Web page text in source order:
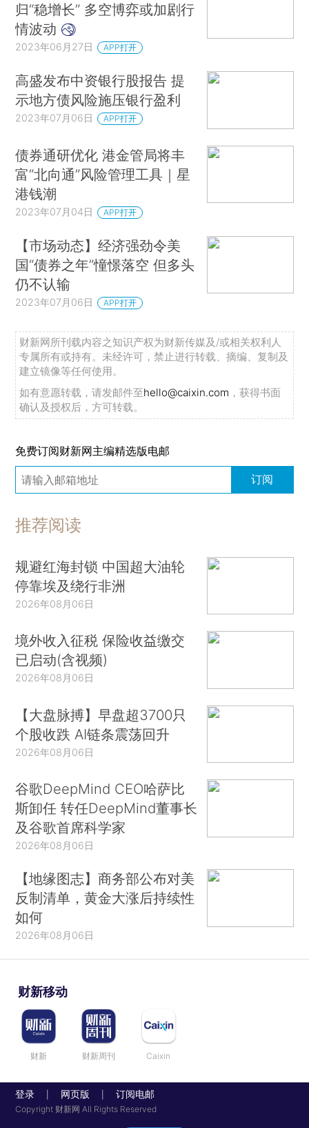
归“稳增长” 多空博弈或加剧行
情波动
2023年06月27日 APP打开
高盛发布中资银行股报告 提
示地方债风险施压银行盈利
2023年07月06日 APP打开
债券通研优化 港金管局将丰
富“北向通”风险管理工具｜星
港钱潮
2023年07月04日 APP打开
【市场动态】经济强劲令美
国“债券之年”憧憬落空 但多头
仍不认输
2023年07月06日 APP打开
财新网所刊载内容之知识产权为财新传媒及/或相关权利人
专属所有或持有。未经许可，禁止进行转载、摘编、复制及
建立镜像等任何使用。
如有意愿转载，请发邮件至hello@caixin.com ，获得书面
确认及授权后，方可转载。
免费订阅财新网主编精选版电邮
订阅
推荐阅读
规避红海封锁 中国超大油轮
停靠埃及绕行非洲
2026年08月06日
境外收入征税 保险收益缴交
已启动(含视频)
2026年08月06日
【大盘脉搏】早盘超3700只
个股收跌 AI链条震荡回升
2026年08月06日
谷歌DeepMind CEO哈萨比
斯卸任 转任DeepMind董事长
及谷歌首席科学家
2026年08月06日
【地缘图志】商务部公布对美
反制清单，黄金大涨后持续性
如何
2026年08月06日
财新移动
财新 财新周刊 Caixin
登录 网页版 订阅电邮
Copyright 财新网 All Rights Reserved